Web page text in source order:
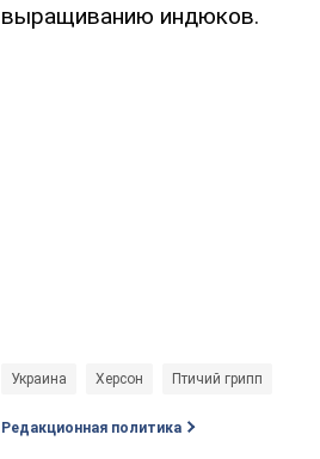
выращиванию индюков.
Украина Херсон Птичий грипп
Редакционная политика